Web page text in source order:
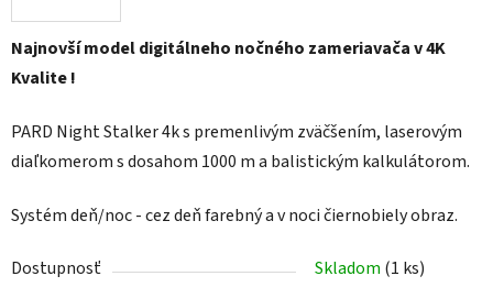
Najnovší model digitálneho nočného zameriavača v 4K
Kvalite !
PARD Night Stalker 4k s premenlivým zväčšením, laserovým
diaľkomerom s dosahom 1000 m a balistickým kalkulátorom.
Systém deň/noc - cez deň farebný a v noci čiernobiely obraz.
Dostupnosť Skladom (1 ks)